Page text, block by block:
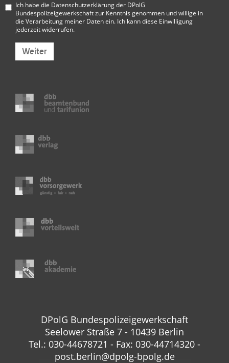
Ich habe die Datenschutzerklärung der DPolG
Bundespolizeigewerkschaftzur Kenntnis genommen und willige in
die Verarbeitung meiner Daten ein. Ich kann diese Einwilligung
jederzeit widerrufen.
Weiter
DPolG Bundespolizeigewerkschaft
Seelower Straße 7 - 10439 Berlin
Tel.: 030-44678721 - Fax: 030-44714320 -
post.berlin@dpolg-bpolg.de